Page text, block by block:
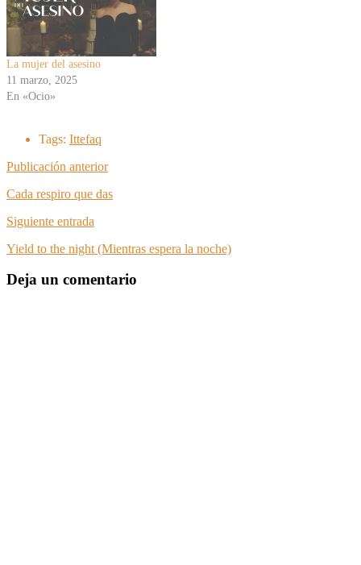
La mujer del asesino
11 marzo, 2025
En «Ocio»
Tags: Ittefaq
Publicación anterior
Cada respiro que das
Siguiente entrada
Yield to the night (Mientras espera la noche)
Deja un comentario